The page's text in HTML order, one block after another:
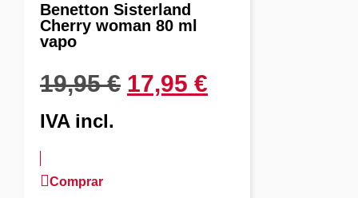
Benetton Sisterland
Cherry woman 80 ml
vapo
19,95€ 17,95 €
IVA incl.
Comprar